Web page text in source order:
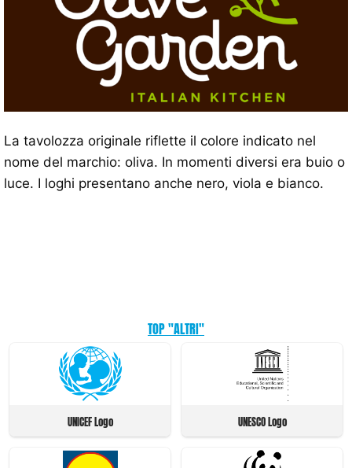
La tavolozza originale riflette il colore indicato nel
nome del marchio: oliva. In momenti diversi era buio o
luce. I loghi presentano anche nero, viola e bianco.
TOP "ALTRI"
UNICEF Logo UNESCO Logo